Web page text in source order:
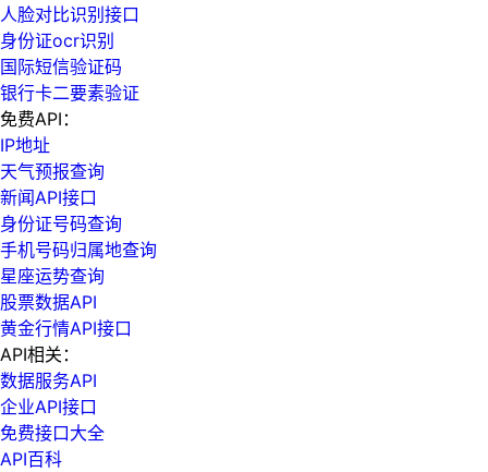
人脸对比识别接口
身份证ocr识别
国际短信验证码
银行卡二要素验证
免费API：
IP地址
天气预报查询
新闻API接口
身份证号码查询
手机号码归属地查询
星座运势查询
股票数据API
黄金行情API接口
API相关：
数据服务API
企业API接口
免费接口大全
API百科